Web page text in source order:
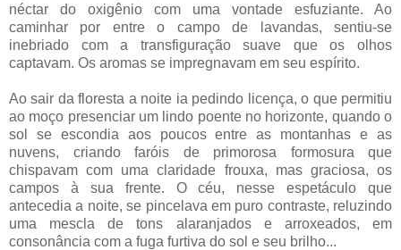
néctar do oxigênio com uma vontade esfuziante. Ao
caminhar por entre o campo de lavandas, sentiu-se
inebriado com a transfiguração suave que os olhos
captavam. Os aromas se impregnavam em seu espírito.
Ao sair da floresta a noite ia pedindo licença, o que permitiu
ao moço presenciar um lindo poente no horizonte, quando o
sol se escondia aos poucos entre as montanhas e as
nuvens, criando faróis de primorosa formosura que
chispavam com uma claridade frouxa, mas graciosa, os
campos à sua frente. O céu, nesse espetáculo que
antecedia a noite, se pincelava em puro contraste, reluzindo
uma mescla de tons alaranjados e arroxeados, em
consonância com a fuga furtiva do sol e seu brilho...